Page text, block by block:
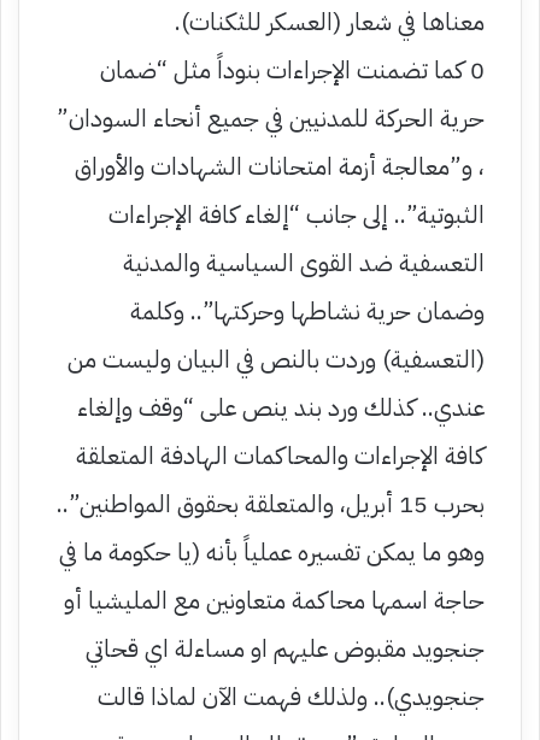
معناها في شعار (العسكر للثكنات).
0 كما تضمنت الإجراءات بنوداً مثل “ضمان
حرية الحركة للمدنيين في جميع أنحاء السودان”
، و”معالجة أزمة امتحانات الشهادات والأوراق
الثبوتية”.. إلى جانب “إلغاء كافة الإجراءات
التعسفية ضد القوى السياسية والمدنية
وضمان حرية نشاطها وحركتها”.. وكلمة
(التعسفية) وردت بالنص في البيان وليست من
عندي.. كذلك ورد بند ينص على “وقف وإلغاء
كافة الإجراءات والمحاكمات الهادفة المتعلقة
بحرب 15 أبريل، والمتعلقة بحقوق المواطنين”..
وهو ما يمكن تفسيره عملياً بأنه (يا حكومة ما في
حاجة اسمها محاكمة متعاونين مع المليشيا أو
جنجويد مقبوض عليهم او مساءلة اي قحاتي
جنجويدي).. ولذلك فهمت الآن لماذا قالت